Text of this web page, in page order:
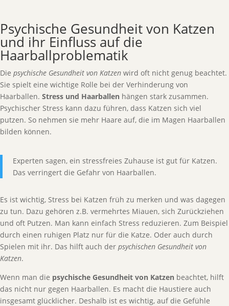
Psychische Gesundheit von Katzen
und ihr Einfluss auf die
Haarballproblematik
Die psychische Gesundheit von Katzen wird oft nicht genug beachtet.
Sie spielt eine wichtige Rolle bei der Verhinderung von
Haarballen. Stress und Haarballen hängen stark zusammen.
Psychischer Stress kann dazu führen, dass Katzen sich viel
putzen. So nehmen sie mehr Haare auf, die im Magen Haarballen
bilden können.
Experten sagen, ein stressfreies Zuhause ist gut für Katzen.
Das verringert die Gefahr von Haarballen.
Es ist wichtig, Stress bei Katzen früh zu merken und was dagegen
zu tun. Dazu gehören z.B. vermehrtes Miauen, sich Zurückziehen
und oft Putzen. Man kann einfach Stress reduzieren. Zum Beispiel
durch einen ruhigen Platz nur für die Katze. Oder auch durch
Spielen mit ihr. Das hilft auch der psychischen Gesundheit von
Katzen.
Wenn man die psychische Gesundheit von Katzen beachtet, hilft
das nicht nur gegen Haarballen. Es macht die Haustiere auch
insgesamt glücklicher. Deshalb ist es wichtig, auf die Gefühle